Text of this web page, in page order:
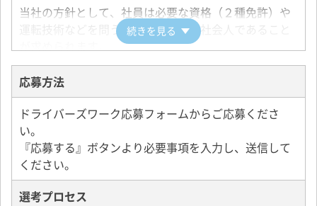
年の差、経験の差に関係なく、和気あいあいとした雰
囲気の働きやすい環境です。
当社の方針として、社員は必要な資格（２種免許）や
運転技術などを問う前に、まずよき社会人であること
が求められます。
したがって、きちんとした話し方、態度、服装などが
できない方は面接をお断りしますし、仮に入社しても
スピンアウトされます。
まじめできちんとした仕事仲間とともに仕事をしたい
と考えている方、この仕事を始めようか迷われている
方、当社には、同じタクシーの仕事なら鎌倉スマイル
でやりたいと思った、他の会社ではやりたくない、と
いう人が多く来られます。
続きを見る
応募方法
ドライバーズワーク応募フォームからご応募くださ
い。
『応募する』ボタンより必要事項を入力し、送信して
ください。
選考プロセス